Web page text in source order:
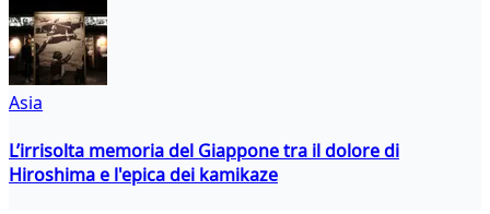
Asia
L’irrisolta memoria del Giappone tra il dolore di
Hiroshima e l'epica dei kamikaze